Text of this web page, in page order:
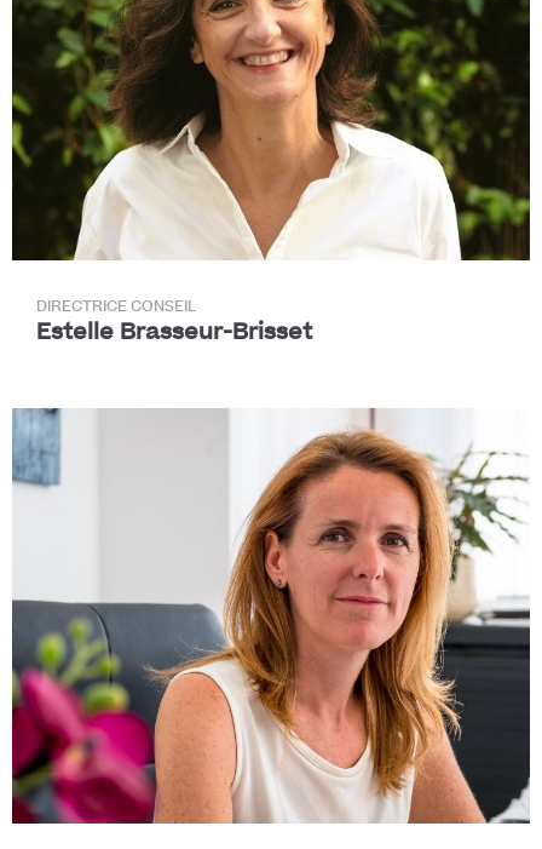
DIRECTRICE CONSEIL
Estelle Brasseur-Brisset